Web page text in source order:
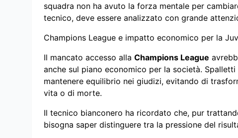
squadra non ha avuto la forza mentale per
tecnico, deve essere analizzato con grande
Champions League e impatto economico per la
Il mancato accesso alla Champions League
anche sul piano economico per la società.
mantenere equilibrio nei giudizi, evitando di
vita o di morte.
Il tecnico bianconero ha ricordato che, pur
bisogna saper distinguere tra la pressione del